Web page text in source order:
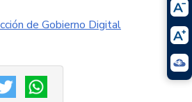
de Gobierno Digital